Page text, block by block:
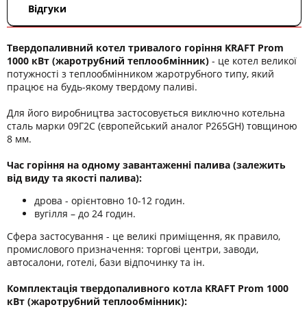
Відгуки
Твердопаливний котел тривалого горіння KRAFT Prom
1000 кВт (жаротрубний теплообмінник) - це котел великої
потужності з теплообмінником жаротрубного типу, який
працює на будь-якому твердому паливі.
Для його виробництва застосовується виключно котельна
сталь марки 09Г2С (європейський аналог P265GН) товщиною
8 мм.
Час горіння на одному завантаженні палива (залежить
від виду та якості палива):
дрова - орієнтовно 10-12 годин.
вугілля – до 24 годин.
Сфера застосування - це великі приміщення, як правило,
промислового призначення: торгові центри, заводи,
автосалони, готелі, бази відпочинку та ін.
Комплектація твердопаливного котла KRAFT Prom 1000
кВт (жаротрубний теплообмінник):